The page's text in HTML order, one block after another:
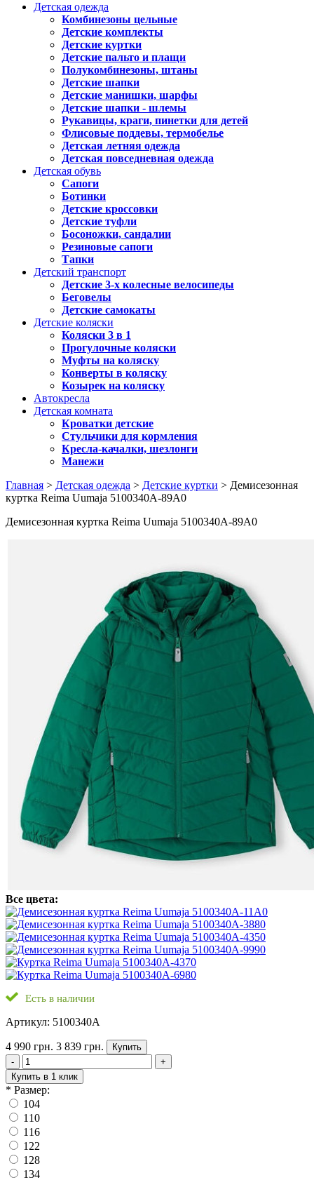
Детская одежда
Комбинезоны цельные
Детские комплекты
Детские куртки
Детские пальто и плащи
Полукомбинезоны, штаны
Детские шапки
Детские манишки, шарфы
Детские шапки - шлемы
Рукавицы, краги, пинетки для детей
Флисовые поддевы, термобелье
Детская летняя одежда
Детская повседневная одежда
Детская обувь
Сапоги
Ботинки
Детские кроссовки
Детские туфли
Босоножки, сандалии
Резиновые сапоги
Тапки
Детский транспорт
Детские 3-х колесные велосипеды
Беговелы
Детские самокаты
Детские коляски
Коляски 3 в 1
Прогулочные коляски
Муфты на коляску
Конверты в коляску
Козырек на коляску
Автокресла
Детская комната
Кроватки детские
Стульчики для кормления
Кресла-качалки, шезлонги
Манежи
Главная > Детская одежда > Детские куртки > Демисезонная
куртка Reima Uumaja 5100340A-89A0
Демисезонная куртка Reima Uumaja 5100340A-89A0
Все цвета:
Есть в наличии
Артикул: 5100340A
4 990 грн. 3 839 грн.
Купить
-
+
Купить в 1 клик
* Размер:
104
110
116
122
128
134